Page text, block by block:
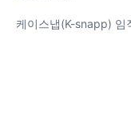
케이스냅(K-snapp) 임